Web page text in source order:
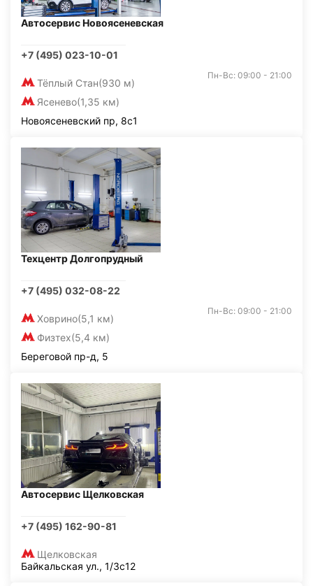
Автосервис Новоясеневская
+7 (495) 023-10-01
Тёплый Стан(930 м)
Ясенево(1,35 км)
Пн-Вс: 09:00 - 21:00
Новоясеневский пр, 8с1
Техцентр Долгопрудный
+7 (495) 032-08-22
Ховрино(5,1 км)
Физтех(5,4 км)
Пн-Вс: 09:00 - 21:00
Береговой пр-д, 5
Автосервис Щелковская
+7 (495) 162-90-81
Щелковская
Байкальская ул., 1/3с12